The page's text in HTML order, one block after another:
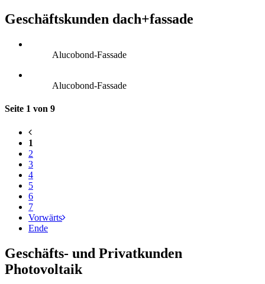
Geschäftskunden dach+fassade
Alucobond-Fassade
Alucobond-Fassade
Seite 1 von 9
1
2
3
4
5
6
7
Vorwärts
Ende
Geschäfts- und Privatkunden
Photovoltaik